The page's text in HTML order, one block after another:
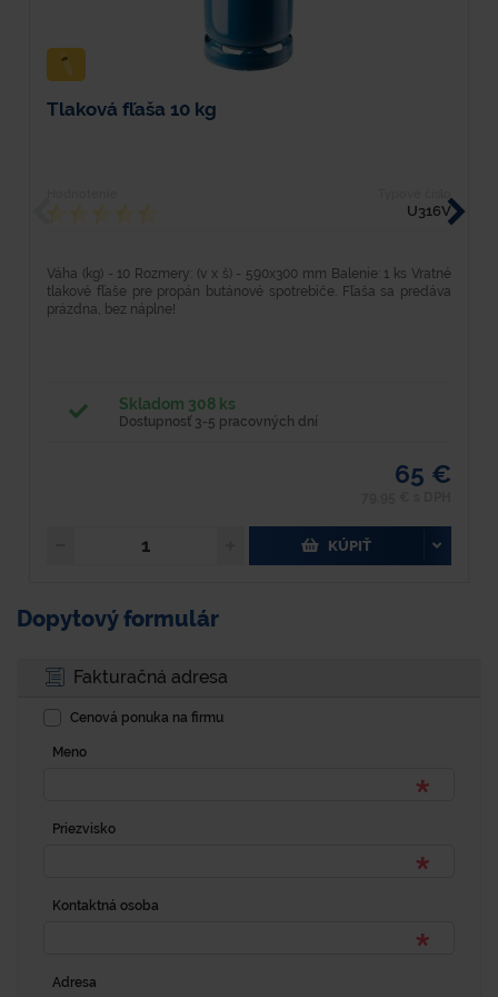
Tlaková fľaša 10 kg
U316V
Váha (kg) - 10 Rozmery: (v x š) - 590x300 mm Balenie: 1 ks Vratné
tlakové fľaše pre propán butánové spotrebiče. Fľaša sa predáva
prázdna, bez náplne!
Skladom 308 ks
Dostupnosť 3-5 pracovných dní
65 €
KÚPIŤ
Dopytový formulár
Fakturačná adresa
Cenová ponuka na firmu
Meno
Priezvisko
Kontaktná osoba
Adresa